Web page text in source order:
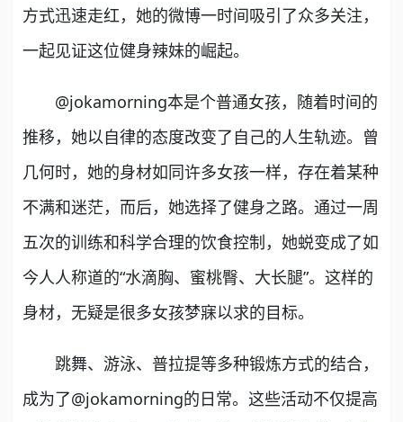
方式迅速走红，她的微博一时间吸引了众多关注，
一起见证这位健身辣妹的崛起。
@jokamorning本是个普通女孩，随着时间的
推移，她以自律的态度改变了自己的人生轨迹。曾
几何时，她的身材如同许多女孩一样，存在着某种
不满和迷茫，而后，她选择了健身之路。通过一周
五次的训练和科学合理的饮食控制，她蜕变成了如
今人人称道的“水滴胸、蜜桃臀、大长腿”。这样的
身材，无疑是很多女孩梦寐以求的目标。
跳舞、游泳、普拉提等多种锻炼方式的结合，
成为了@jokamorning的日常。这些活动不仅提高